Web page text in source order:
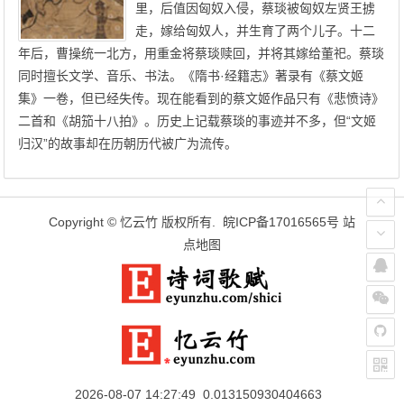
里，后值因匈奴入侵，蔡琰被匈奴左贤王掳
走，嫁给匈奴人，并生育了两个儿子。十二
年后，曹操统一北方，用重金将蔡琰赎回，并将其嫁给董祀。蔡琰
同时擅长文学、音乐、书法。《隋书·经籍志》著录有《蔡文姬
集》一卷，但已经失传。现在能看到的蔡文姬作品只有《悲愤诗》
二首和《胡笳十八拍》。历史上记载蔡琰的事迹并不多，但“文姬
归汉”的故事却在历朝历代被广为流传。
Copyright © 忆云竹 版权所有. 皖ICP备17016565号 站
点地图
2026-08-07 14:27:49 0.013150930404663